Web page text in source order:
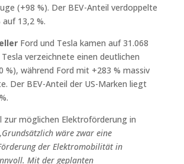
(+98 %). Der BEV-Anteil verdoppelte
13,2 %.
Ford und Tesla kamen auf 31.068
Tesla verzeichnete einen deutlichen
%), während Ford mit +283 % massiv
Der BEV-Anteil der US-Marken liegt
zur möglichen Elektroförderung in
wäre zwar eine
der Elektromobilität in
Mit der geplanten